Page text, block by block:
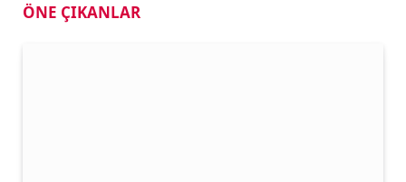
ÖNE ÇIKANLAR